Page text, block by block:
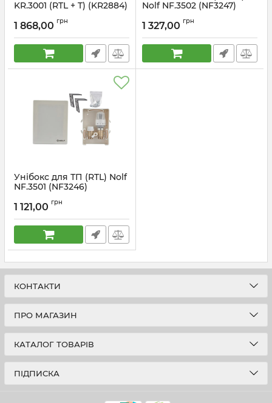
KR.3001 (RTL + T) (KR2884)
1 868,00 грн
Nolf NF.3502 (NF3247)
1 327,00 грн
Унібокс для ТП (RTL) Nolf
NF.3501 (NF3246)
1 121,00 грн
КОНТАКТИ
ПРО МАГАЗИН
КАТАЛОГ ТОВАРІВ
ПІДПИСКА